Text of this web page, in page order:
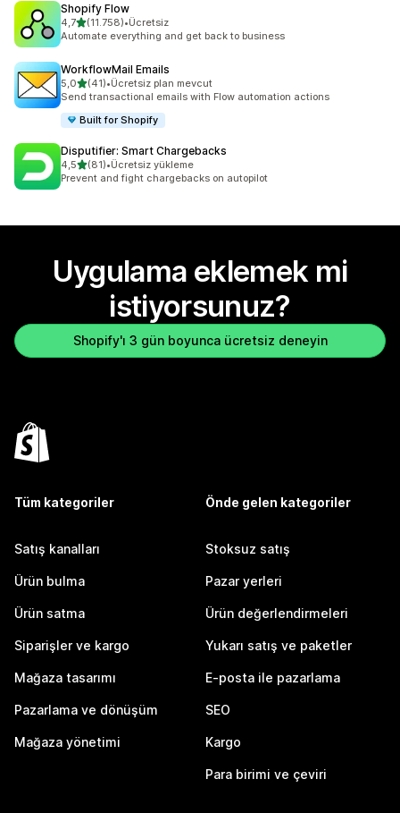
Shopify Flow
4,75 yıldız üzerinden
(11.758)
toplam 11758 değerlendirme
•Ücretsiz
Automate everything and get back to business
WorkflowMail Emails
5,05 yıldız üzerinden
(41)
toplam 41 değerlendirme
•Ücretsiz plan mevcut
Send transactional emails with Flow automation actions
Built for Shopify
Disputifier: Smart Chargebacks
4,55 yıldız üzerinden
(81)
toplam 81 değerlendirme
•Ücretsiz yükleme
Prevent and fight chargebacks on autopilot
Uygulama eklemek mi
istiyorsunuz?
Shopify'ı 3 gün boyunca ücretsiz deneyin
Tüm kategoriler
Satış kanalları
Ürün bulma
Ürün satma
Siparişler ve kargo
Mağaza tasarımı
Pazarlama ve dönüşüm
Mağaza yönetimi
Önde gelen kategoriler
Stoksuz satış
Pazar yerleri
Ürün değerlendirmeleri
Yukarı satış ve paketler
E-posta ile pazarlama
SEO
Kargo
Para birimi ve çeviri